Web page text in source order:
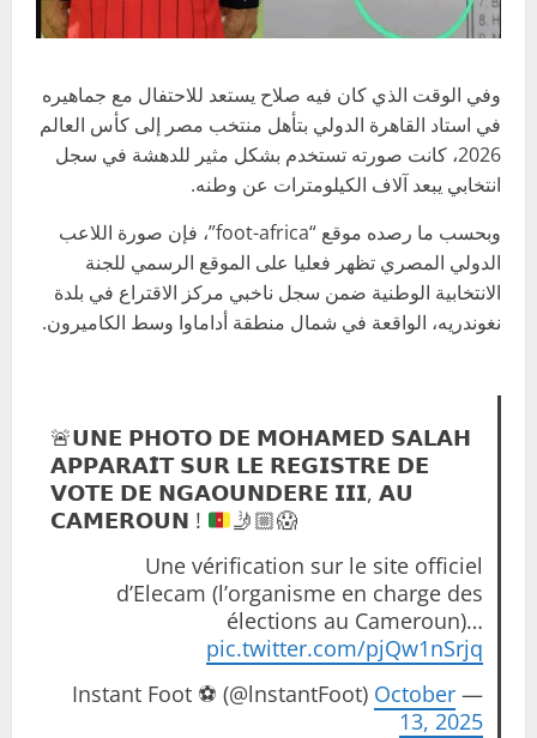
وفي الوقت الذي كان فيه صلاح يستعد للاحتفال مع جماهيره
في استاد القاهرة الدولي بتأهل منتخب مصر إلى كأس العالم
2026، كانت صورته تستخدم بشكل مثير للدهشة في سجل
انتخابي يبعد آلاف الكيلومترات عن وطنه.
وبحسب ما رصده موقع “foot-africa”، فإن صورة اللاعب
الدولي المصري تظهر فعليا على الموقع الرسمي للجنة
الانتخابية الوطنية ضمن سجل ناخبي مركز الاقتراع في بلدة
نغوندريه، الواقعة في شمال منطقة أداماوا وسط الكاميرون.
🚨𝗨𝗡𝗘 𝗣𝗛𝗢𝗧𝗢 𝗗𝗘 𝗠𝗢𝗛𝗔𝗠𝗘𝗗 𝗦𝗔𝗟𝗔𝗛
𝗔𝗣𝗣𝗔𝗥𝗔𝗜̂𝗧 𝗦𝗨𝗥 𝗟𝗘 𝗥𝗘𝗚𝗜𝗦𝗧𝗥𝗘 𝗗𝗘
𝗩𝗢𝗧𝗘 𝗗𝗘 𝗡𝗚𝗔𝗢𝗨𝗡𝗗𝗘𝗥𝗘 𝗜𝗜𝗜, 𝗔𝗨
𝗖𝗔𝗠𝗘𝗥𝗢𝗨𝗡 !
🤳🏼😱
Une vérification sur le site officiel
d’Elecam (l’organisme en charge des
élections au Cameroun)…
pic.twitter.com/pjQw1nSrjq
— Instant Foot ⚽️ (@lnstantFoot)
October
13, 2025